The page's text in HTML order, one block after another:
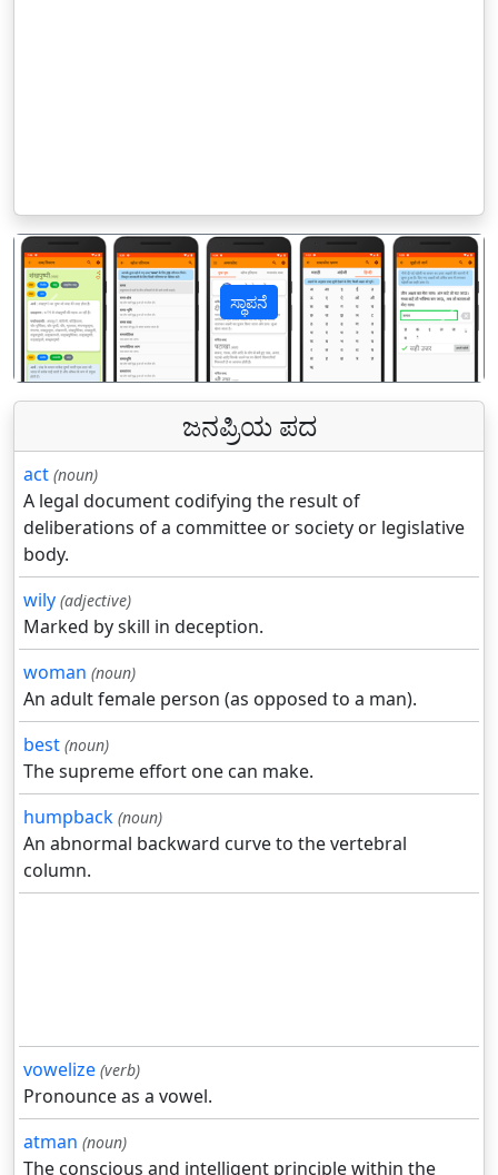
ಸ್ಥಾಪನೆ
पिछला
ಜನಪ್ರಿಯ ಪದ
act (noun)
A legal document codifying the result of
deliberations of a committee or society or legislative
body.
wily (adjective)
Marked by skill in deception.
woman (noun)
An adult female person (as opposed to a man).
best (noun)
The supreme effort one can make.
humpback (noun)
An abnormal backward curve to the vertebral
column.
vowelize (verb)
Pronounce as a vowel.
atman (noun)
The conscious and intelligent principle within the